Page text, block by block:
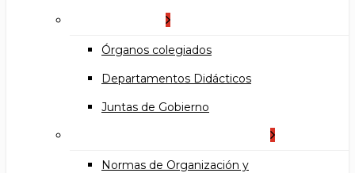
Órganos colegiados
Departamentos Didácticos
Juntas de Gobierno
Normas de Organización y